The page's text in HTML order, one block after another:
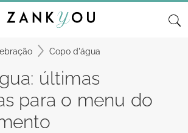
Copo d'água
últimas
para o menu do